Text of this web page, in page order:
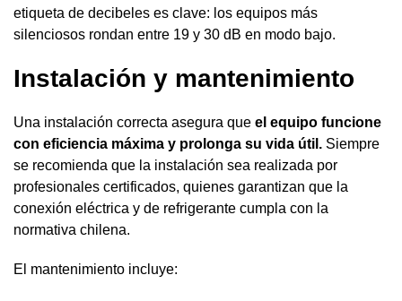
etiqueta de decibeles es clave: los equipos más
silenciosos rondan entre 19 y 30 dB en modo bajo.
Instalación y mantenimiento
Una instalación correcta asegura que el equipo funcione
con eficiencia máxima y prolonga su vida útil. Siempre
se recomienda que la instalación sea realizada por
profesionales certificados, quienes garantizan que la
conexión eléctrica y de refrigerante cumpla con la
normativa chilena.
El mantenimiento incluye: